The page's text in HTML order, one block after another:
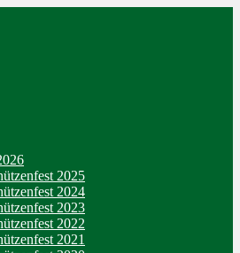
2025
2024
2023
2022
2021